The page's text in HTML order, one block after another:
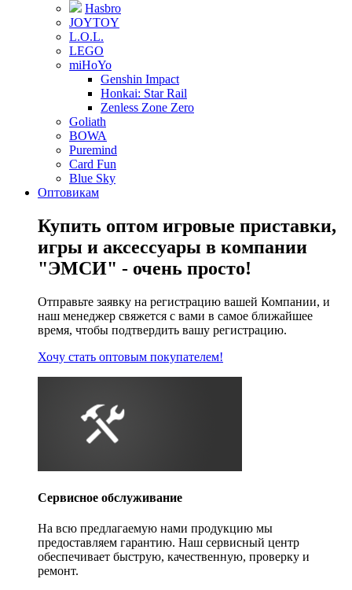
Hasbro
JOYTOY
L.O.L.
LEGO
miHoYo
Genshin Impact
Honkai: Star Rail
Zenless Zone Zero
Goliath
BOWA
Puremind
Card Fun
Blue Sky
Оптовикам
Купить оптом игровые приставки,
игры и аксессуары в компании
"ЭМСИ" - очень просто!
Отправьте заявку на регистрацию вашей Компании, и
наш менеджер свяжется с вами в самое ближайшее
время, чтобы подтвердить вашу регистрацию.
Хочу стать оптовым покупателем!
Сервисное обслуживание
На всю предлагаемую нами продукцию мы
предоставляем гарантию. Наш сервисный центр
обеспечивает быструю, качественную, проверку и
ремонт.